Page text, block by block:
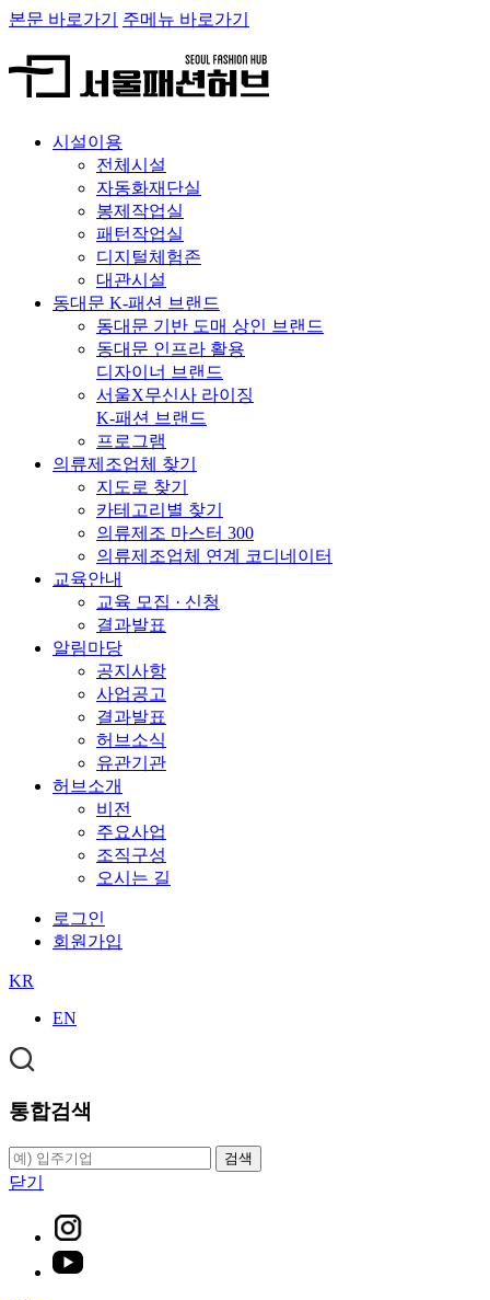
본문 바로가기 주메뉴 바로가기
시설이용
전체시설
자동화재단실
봉제작업실
패턴작업실
디지털체험존
대관시설
동대문 K-패션 브랜드
동대문 기반 도매 상인 브랜드
동대문 인프라 활용
디자이너 브랜드
서울X무신사 라이징
K-패션 브랜드
프로그램
의류제조업체 찾기
지도로 찾기
카테고리별 찾기
의류제조 마스터 300
의류제조업체 연계 코디네이터
교육안내
교육 모집 · 신청
결과발표
알림마당
공지사항
사업공고
결과발표
허브소식
유관기관
허브소개
비전
주요사업
조직구성
오시는 길
로그인
회원가입
KR
EN
통합검색
검색
닫기